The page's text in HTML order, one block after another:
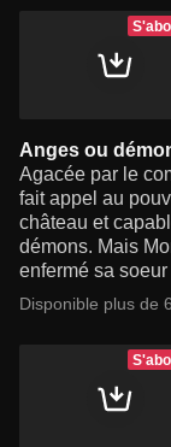
Anges ou
Agacée par le
fait appel au
château et
démons. Mais
enfermé sa
Disponible plus de